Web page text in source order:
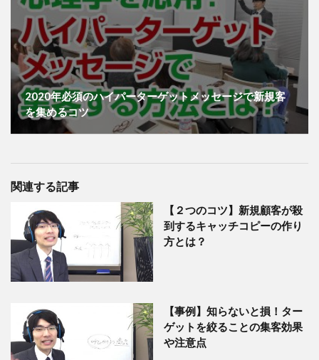
2020年必須のハイパーターゲットメッセージで新規客
を集めるコツ
関連する記事
【２つのコツ】新規顧客が殺
到するキャッチコピーの作り
方とは？
【事例】知らないと損！ター
ゲットを絞ることの集客効果
や注意点